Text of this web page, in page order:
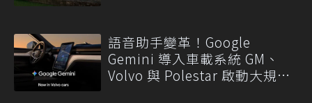
語音助手變革！Google
Gemini 導入車載系統 GM、
Volvo 與 Polestar 啟動大規模